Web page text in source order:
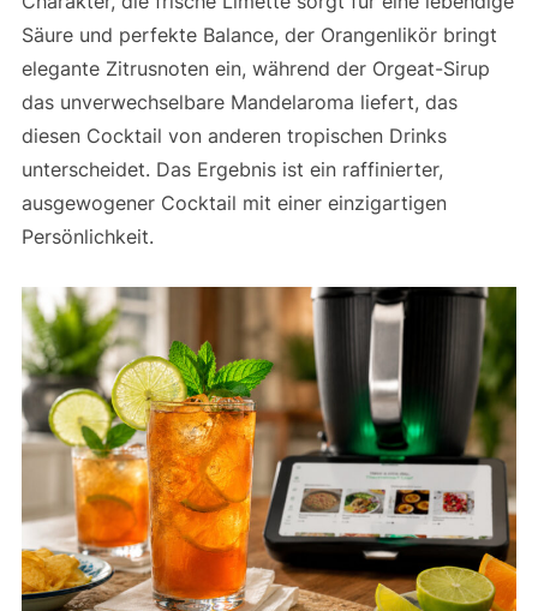
Säure und perfekte Balance, der Orangenlikör bringt
elegante Zitrusnoten ein, während der Orgeat-Sirup
das unverwechselbare Mandelaroma liefert, das
diesen Cocktail von anderen tropischen Drinks
unterscheidet. Das Ergebnis ist ein raffinierter,
ausgewogener Cocktail mit einer einzigartigen
Persönlichkeit.